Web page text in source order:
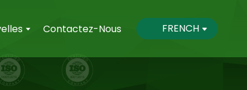
Contactez-Nous FRENCH